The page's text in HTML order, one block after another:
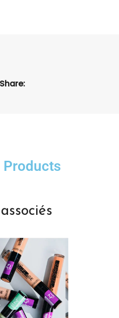
Share:
Products